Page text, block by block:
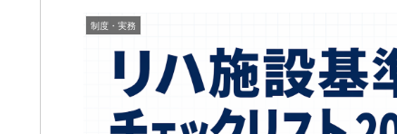
制度・実務